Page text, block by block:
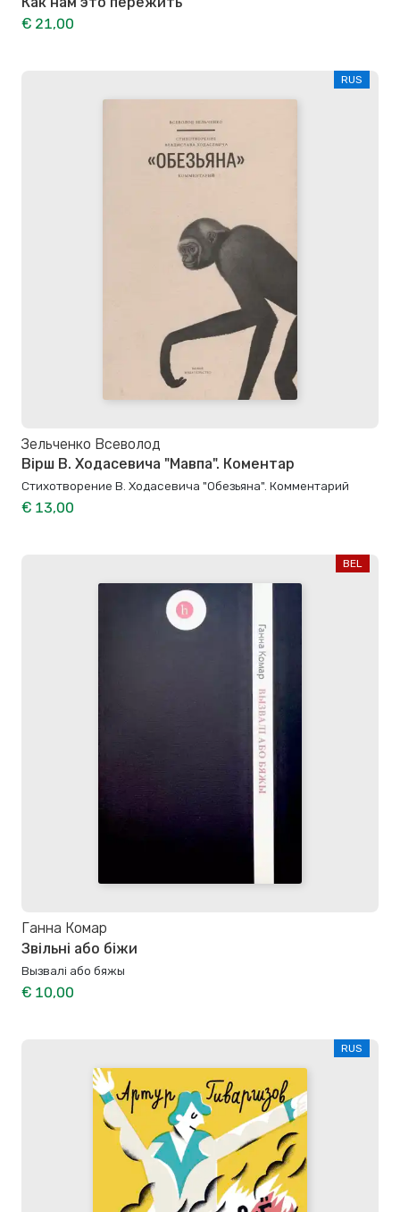
€ 21,00
RUS
Зельченко Всеволод
Вірш В. Ходасевича "Мавпа". Коментар
Стихотворение В. Ходасевича "Обезьяна". Комментарий
€ 13,00
BEL
Ганна Комар
Звільні або біжи
Вызвалi або бяжы
€ 10,00
RUS